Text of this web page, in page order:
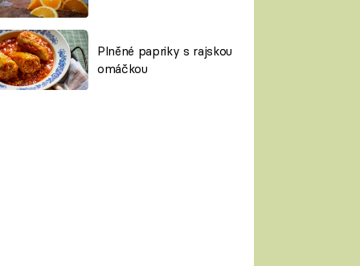
Plněné papriky s rajskou
omáčkou